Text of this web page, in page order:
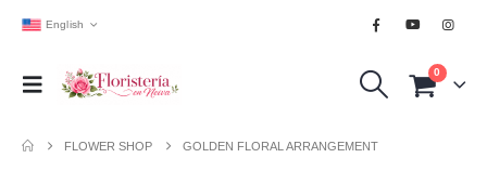
English
0
FLOWER SHOP GOLDEN FLORAL ARRANGEMENT